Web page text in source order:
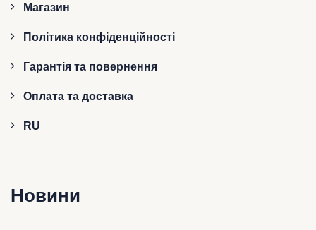
Магазин
Політика конфіденційності
Гарантія та повернення
Оплата та доставка
RU
Новини